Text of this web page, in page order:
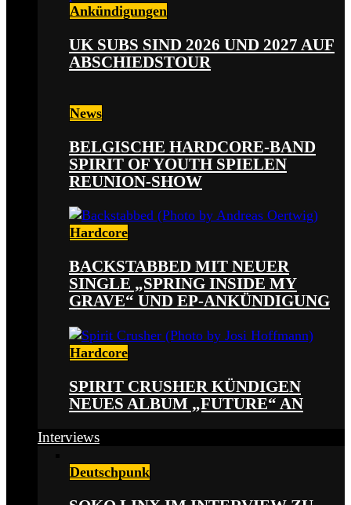
Ankündigungen
UK SUBS SIND 2026 UND 2027 AUF
ABSCHIEDSTOUR
News
BELGISCHE HARDCORE-BAND
SPIRIT OF YOUTH SPIELEN
REUNION-SHOW
Hardcore
BACKSTABBED MIT NEUER
SINGLE „SPRING INSIDE MY
GRAVE“ UND EP-ANKÜNDIGUNG
Hardcore
SPIRIT CRUSHER KÜNDIGEN
NEUES ALBUM „FUTURE“ AN
Interviews
Deutschpunk